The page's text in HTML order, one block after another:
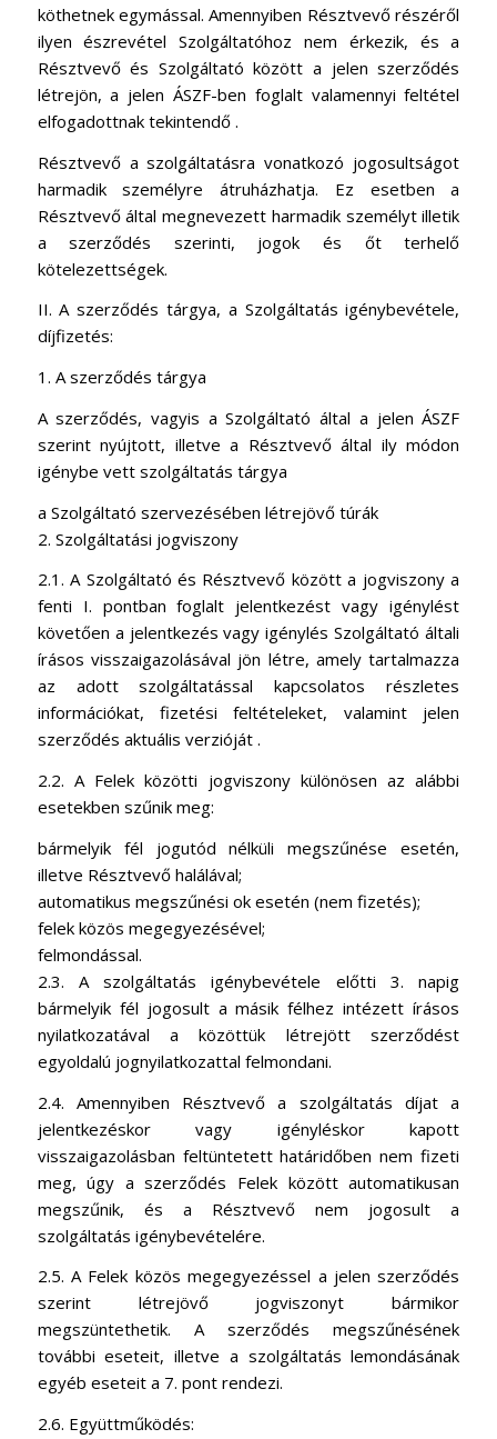
köthetnek egymással. Amennyiben Résztvevő részéről
ilyen észrevétel Szolgáltatóhoz nem érkezik, és a
Résztvevő és Szolgáltató között a jelen szerződés
létrejön, a jelen ÁSZF-ben foglalt valamennyi feltétel
elfogadottnak tekintendő .
Résztvevő a szolgáltatásra vonatkozó jogosultságot
harmadik személyre átruházhatja. Ez esetben a
Résztvevő által megnevezett harmadik személyt illetik
a szerződés szerinti, jogok és őt terhelő
kötelezettségek.
II. A szerződés tárgya, a Szolgáltatás igénybevétele,
díjfizetés:
1. A szerződés tárgya
A szerződés, vagyis a Szolgáltató által a jelen ÁSZF
szerint nyújtott, illetve a Résztvevő által ily módon
igénybe vett szolgáltatás tárgya
a Szolgáltató szervezésében létrejövő túrák
2. Szolgáltatási jogviszony
2.1. A Szolgáltató és Résztvevő között a jogviszony a
fenti I. pontban foglalt jelentkezést vagy igénylést
követően a jelentkezés vagy igénylés Szolgáltató általi
írásos visszaigazolásával jön létre, amely tartalmazza
az adott szolgáltatással kapcsolatos részletes
információkat, fizetési feltételeket, valamint jelen
szerződés aktuális verzióját .
2.2. A Felek közötti jogviszony különösen az alábbi
esetekben szűnik meg:
bármelyik fél jogutód nélküli megszűnése esetén,
illetve Résztvevő halálával;
automatikus megszűnési ok esetén (nem fizetés);
felek közös megegyezésével;
felmondással.
2.3. A szolgáltatás igénybevétele előtti 3. napig
bármelyik fél jogosult a másik félhez intézett írásos
nyilatkozatával a közöttük létrejött szerződést
egyoldalú jognyilatkozattal felmondani.
2.4. Amennyiben Résztvevő a szolgáltatás díjat a
jelentkezéskor vagy igényléskor kapott
visszaigazolásban feltüntetett határidőben nem fizeti
meg, úgy a szerződés Felek között automatikusan
megszűnik, és a Résztvevő nem jogosult a
szolgáltatás igénybevételére.
2.5. A Felek közös megegyezéssel a jelen szerződés
szerint létrejövő jogviszonyt bármikor
megszüntethetik. A szerződés megszűnésének
további eseteit, illetve a szolgáltatás lemondásának
egyéb eseteit a 7. pont rendezi.
2.6. Együttműködés: